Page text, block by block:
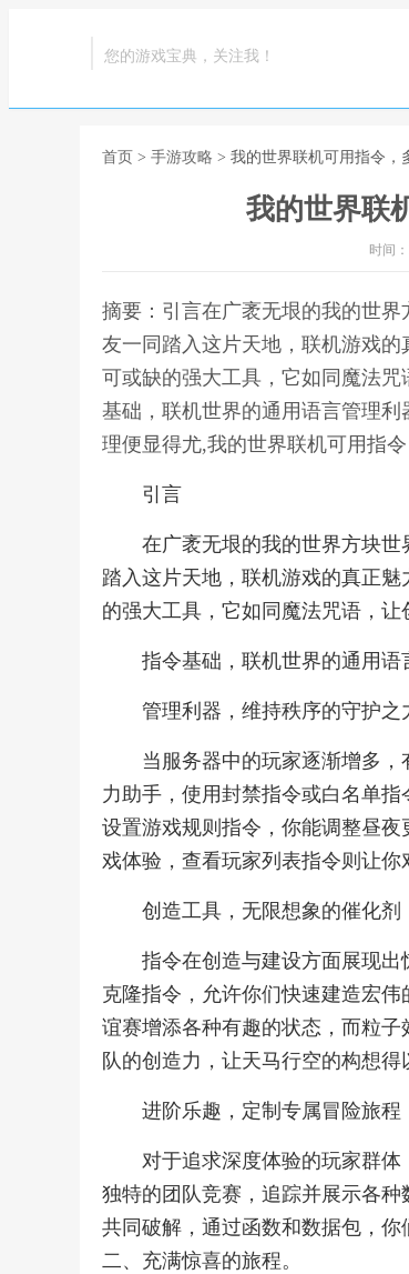
您的游戏宝典，关注我！
首页 > 手游攻略 > 我的世界联机可用指令，
我的世界联
时间
摘要：引言在广袤无垠的我的世
友一同踏入这片天地，联机游戏
可或缺的强大工具，它如同魔法
基础，联机世界的通用语言管理
理便显得尤,我的世界联机可用指
引言
在广袤无垠的我的世界方块
踏入这片天地，联机游戏的真正
的强大工具，它如同魔法咒语，让
指令基础，联机世界的通用语
管理利器，维持秩序的守护之
当服务器中的玩家逐渐增多
力助手，使用封禁指令或白名单
设置游戏规则指令，你能调整昼
戏体验，查看玩家列表指令则让你
创造工具，无限想象的催化剂
指令在创造与建设方面展现
克隆指令，允许你们快速建造宏
谊赛增添各种有趣的状态，而粒
队的创造力，让天马行空的构想得
进阶乐趣，定制专属冒险旅程
对于追求深度体验的玩家群
独特的团队竞赛，追踪并展示各
共同破解，通过函数和数据包，
二、充满惊喜的旅程。